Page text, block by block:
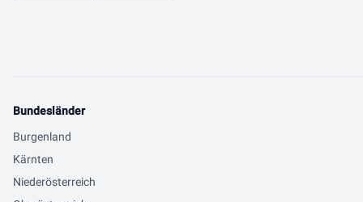
Bundesländer
Burgenland
Kärnten
Niederösterreich